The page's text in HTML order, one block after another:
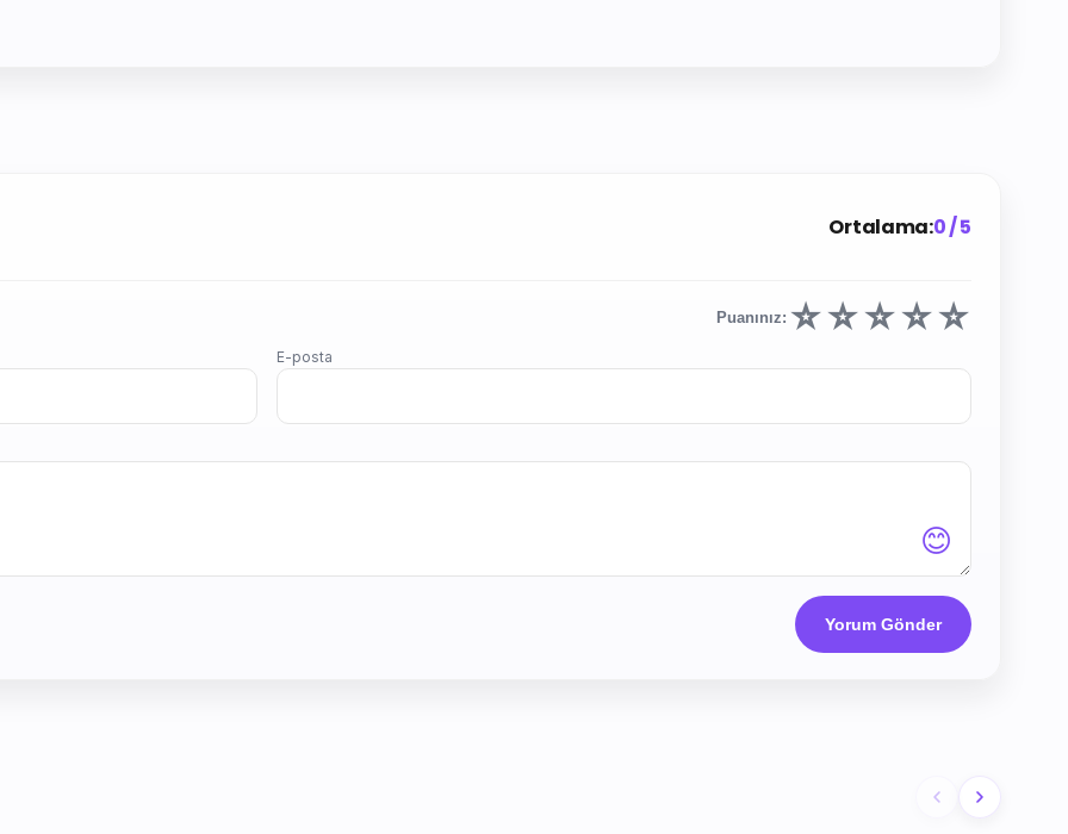
Ortalama:0 / 5
Puanınız: ☆ ☆ ☆ ☆ ☆
E-posta
😊
Yorum Gönder